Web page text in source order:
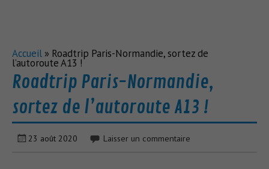
Accueil » Roadtrip Paris-Normandie, sortez de
l’autoroute A13 !
Roadtrip Paris-Normandie,
sortez de l’autoroute A13 !
23 août 2020 Laisser un commentaire